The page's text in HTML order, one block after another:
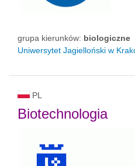
grupa kierunków: biologiczne
Uniwersytet Jagielloński w
PL
Biotechnologia